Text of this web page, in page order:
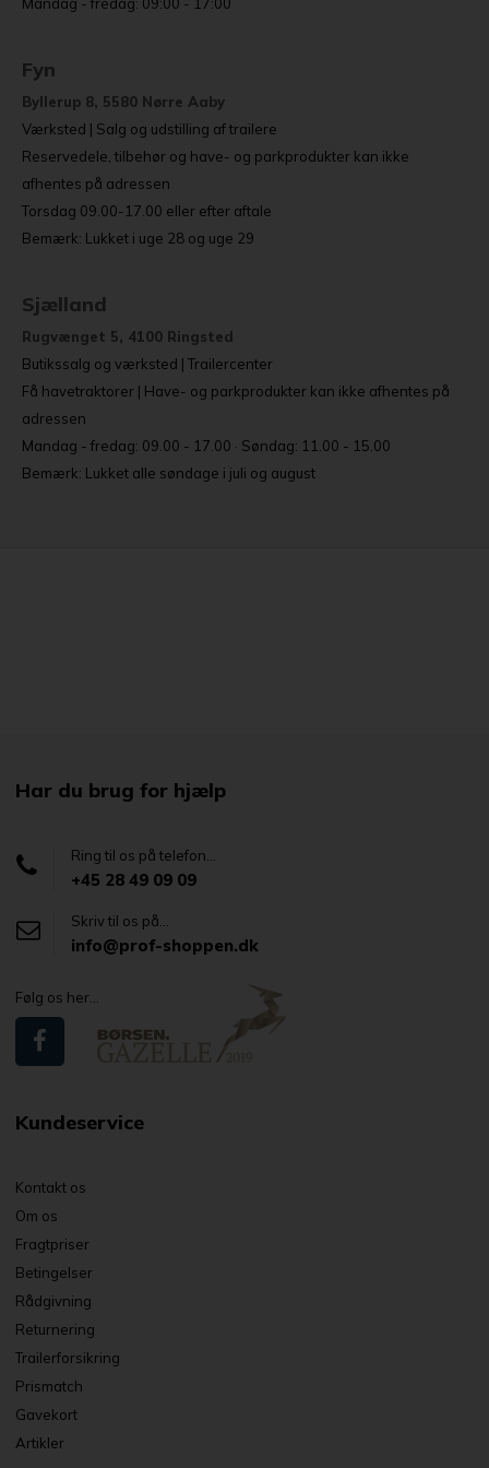
Fyn
Byllerup 8, 5580 Nørre Aaby
Værksted | Salg og udstilling af trailere
Reservedele, tilbehør og have- og parkprodukter kan ikke
afhentes på adressen
Torsdag 09.00-17.00 eller efter aftale
Bemærk: Lukket i uge 28 og uge 29
Sjælland
Rugvænget 5, 4100 Ringsted
Butikssalg og værksted | Trailercenter
Få havetraktorer | Have- og parkprodukter kan ikke afhentes på
adressen
Mandag - fredag: 09.00 - 17.00 · Søndag: 11.00 - 15.00
Bemærk: Lukket alle søndage i juli og august
Har du brug for hjælp
Ring til os på telefon...
+45 28 49 09 09
Skriv til os på...
info@prof-shoppen.dk
Følg os her...
Kundeservice
Kontakt os
Om os
Fragtpriser
Betingelser
Rådgivning
Returnering
Trailerforsikring
Prismatch
Gavekort
Artikler